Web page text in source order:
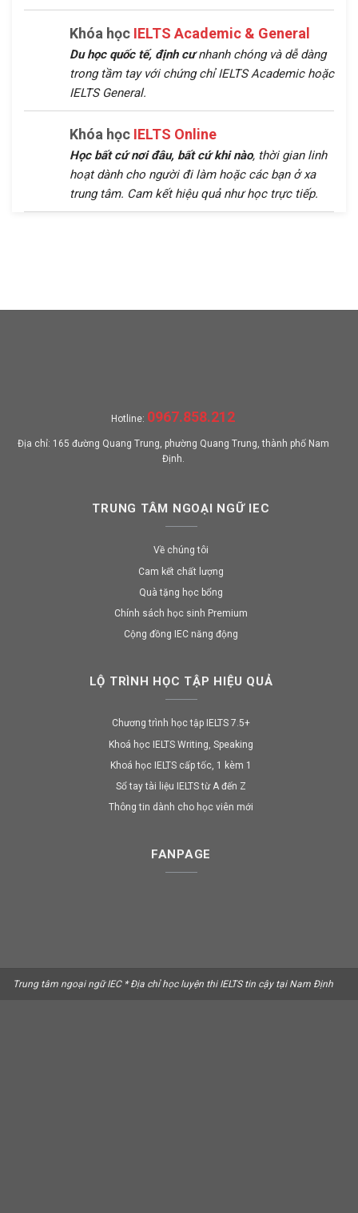
Khóa học IELTS Academic & General
Du học quốc tế, định cưnhanh chóng và dễ dàng
trong tầm tay với chứng chỉ IELTS Academic hoặc
IELTS General.
Khóa học IELTS Online
Học bất cứ nơi đâu, bất cứ khi nào, thời gian linh
hoạt dành cho người đi làm hoặc các bạn ở xa
trung tâm. Cam kết hiệu quả như học trực tiếp.
Hotline: 0967.858.212
Địa chỉ: 165 đường Quang Trung, phường Quang Trung, thành phố Nam
Định.
TRUNG TÂM NGOẠI NGỮ IEC
Về chúng tôi
Cam kết chất lượng
Quà tặng học bổng
Chính sách học sinh Premium
Cộng đồng IEC năng động
LỘ TRÌNH HỌC TẬP HIỆU QUẢ
Chương trình học tập IELTS 7.5+
Khoá học IELTS Writing, Speaking
Khoá học IELTS cấp tốc, 1 kèm 1
Sổ tay tài liệu IELTS từ A đến Z
Thông tin dành cho học viên mới
FANPAGE
Trung tâm ngoại ngữ IEC * Địa chỉ học luyện thi IELTS tin cậy tại Nam Định